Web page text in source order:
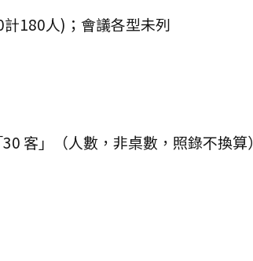
180人)；會議各型未列
客」（人數，非桌數，照錄不換算）